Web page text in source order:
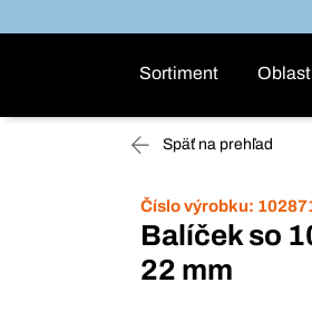
Sortiment
Späť na prehľad
Číslo výrobku:
Balíček so
22 mm